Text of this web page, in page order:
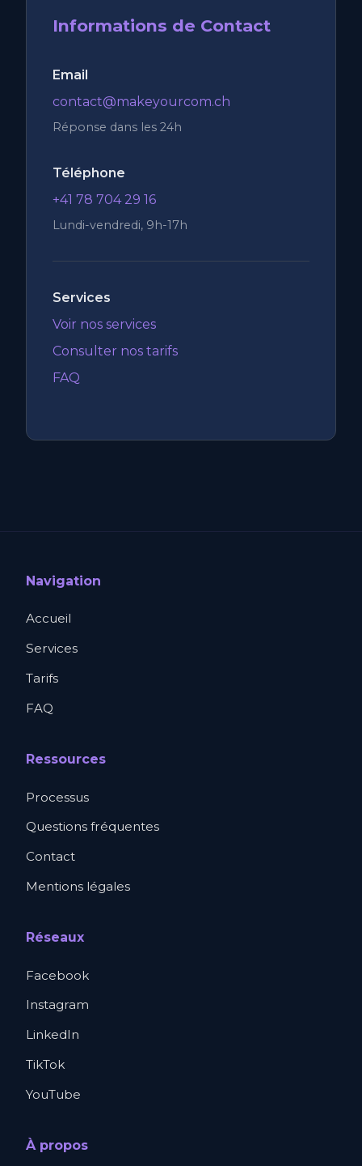
Informations de Contact
Email
contact@makeyourcom.ch
Réponse dans les 24h
Téléphone
+41 78 704 29 16
Lundi-vendredi, 9h-17h
Services
Voir nos services
Consulter nos tarifs
FAQ
Navigation
Accueil
Services
Tarifs
FAQ
Ressources
Processus
Questions fréquentes
Contact
Mentions légales
Réseaux
Facebook
Instagram
LinkedIn
TikTok
YouTube
À propos